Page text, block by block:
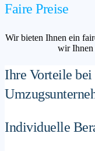
Faire Preise
Wir bieten Ihnen ein
wir Ihnen
Ihre Vorteile bei
Individuelle